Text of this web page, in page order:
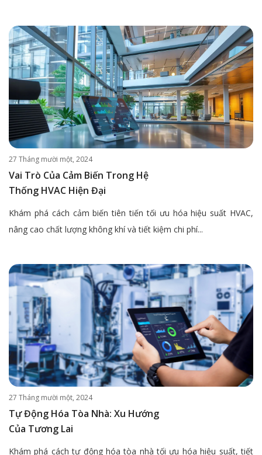
27 Tháng mười một, 2024
Vai Trò Của Cảm Biến Trong Hệ
Thống HVAC Hiện Đại
Khám phá cách cảm biến tiên tiến tối ưu hóa hiệu suất HVAC,
nâng cao chất lượng không khí và tiết kiệm chi phí...
27 Tháng mười một, 2024
Tự Động Hóa Tòa Nhà: Xu Hướng
Của Tương Lai
Khám phá cách tự động hóa tòa nhà tối ưu hóa hiệu suất, tiết